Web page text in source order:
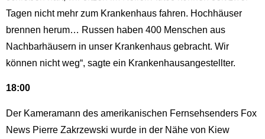
Tagen nicht mehr zum Krankenhaus fahren. Hochhäuser
brennen herum… Russen haben 400 Menschen aus
Nachbarhäusern in unser Krankenhaus gebracht. Wir
können nicht weg“, sagte ein Krankenhausangestellter.
18:00
Der Kameramann des amerikanischen Fernsehsenders Fox
News Pierre Zakrzewski wurde in der Nähe von Kiew